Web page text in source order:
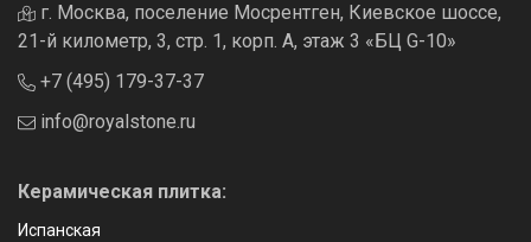
г. Москва, поселение Мосрентген, Киевское шоссе,
21-й километр, 3, стр. 1, корп. А, этаж 3 «БЦ G-10»
+7 (495) 179-37-37
info@royalstone.ru
Керамическая плитка:
Испанская